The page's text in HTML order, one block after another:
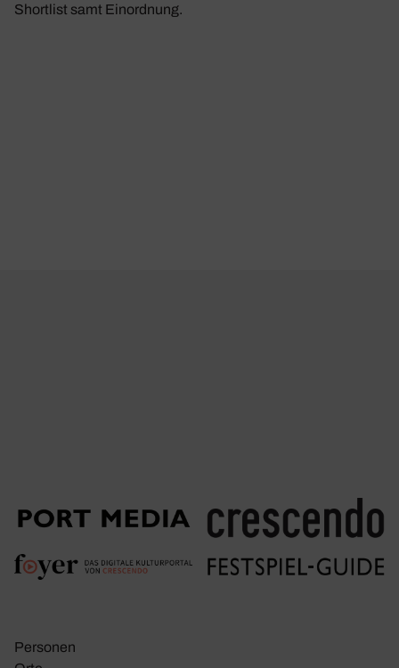
Shortlist samt Einordnung.
Personen